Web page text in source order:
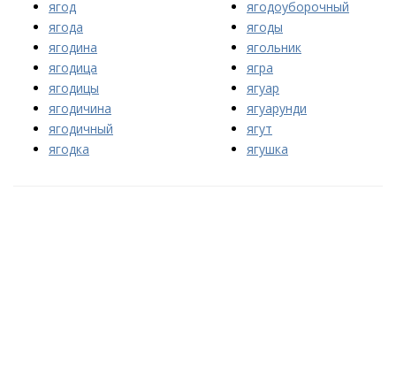
ягод
ягода
ягодина
ягодица
ягодицы
ягодичина
ягодичный
ягодка
ягодоуборочный
ягоды
ягольник
ягра
ягуар
ягуарунди
ягут
ягушка